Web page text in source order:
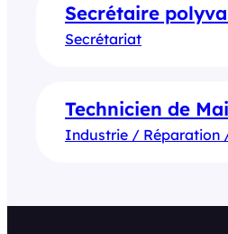
Secrétaire
Secrétariat
Technicien de
Industrie / Réparation